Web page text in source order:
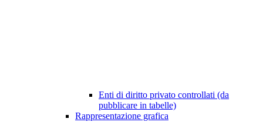
Enti di diritto privato controllati (da
pubblicare in tabelle)
Rappresentazione grafica